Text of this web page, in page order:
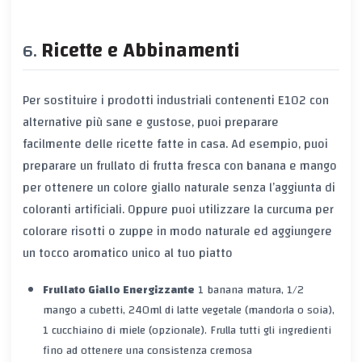
Ricette e Abbinamenti
Per sostituire i prodotti industriali contenenti E102 con
alternative più sane e gustose, puoi preparare
facilmente delle ricette fatte in casa. Ad esempio, puoi
preparare un frullato di frutta fresca con banana e mango
per ottenere un colore giallo naturale senza l’aggiunta di
coloranti artificiali. Oppure puoi utilizzare la curcuma per
colorare risotti o zuppe in modo naturale ed aggiungere
un tocco aromatico unico al tuo piatto
Frullato Giallo Energizzante 1 banana matura, 1/2
mango a cubetti, 240ml di latte vegetale (mandorla o soia),
1 cucchiaino di miele (opzionale). Frulla tutti gli ingredienti
fino ad ottenere una consistenza cremosa